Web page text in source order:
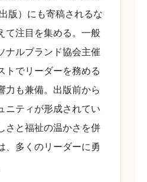
版）にも寄稿されるな
て注目を集める。一般
ナルブランド協会主催
トでリーダーを務める
力も兼備。出版前から
ニティが形成されてい
さと福祉の温かさを併
、多くのリーダーに勇